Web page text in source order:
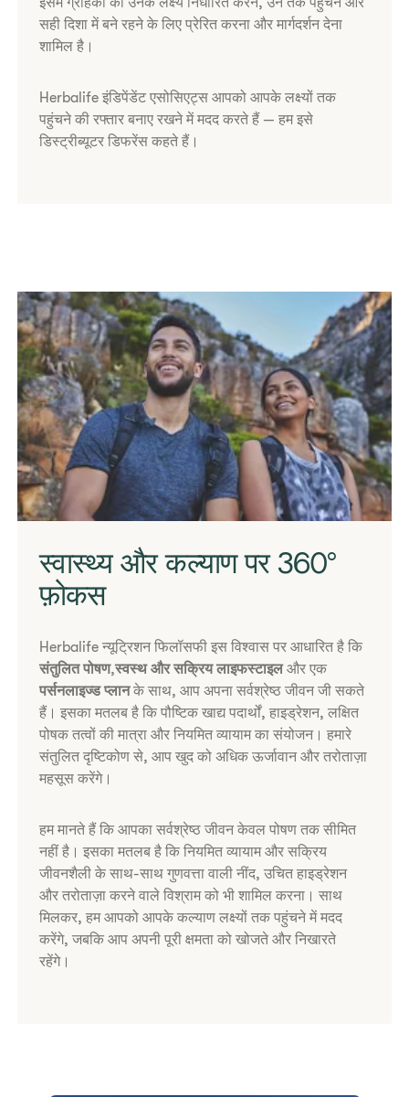
सही दिशा में बने रहने के लिए प्रेरित करना और मार्गदर्शन देना
शामिल है।
Herbalife इंडिपेंडेंट एसोसिएट्स आपको आपके लक्ष्यों तक
पहुंचने की रफ्तार बनाए रखने में मदद करते हैं — हम इसे
डिस्ट्रीब्यूटर डिफरेंस कहते हैं।
हाइक करते हुए युवा दंपती
​स्वास्थ्य और कल्याण पर 360°
फ़ोकस
Herbalife न्यूट्रिशन फिलॉसफी इस विश्वास पर आधारित है कि
संतुलित पोषण,स्वस्थ और सक्रिय लाइफस्टाइलऔर एक
पर्सनलाइज्ड प्लानके साथ, आप अपना सर्वश्रेष्ठ जीवन जी सकते
हैं। इसका मतलब है कि पौष्टिक खाद्य पदार्थों, हाइड्रेशन, लक्षित
पोषक तत्वों की मात्रा और नियमित व्यायाम का संयोजन। हमारे
संतुलित दृष्टिकोण से, आप खुद को अधिक ऊर्जावान और तरोताज़ा
महसूस करेंगे।
हम मानते हैं कि आपका सर्वश्रेष्ठ जीवन केवल पोषण तक सीमित
नहीं है। इसका मतलब है कि नियमित व्यायाम और सक्रिय
जीवनशैली के साथ-साथ गुणवत्ता वाली नींद, उचित हाइड्रेशन
और तरोताज़ा करने वाले विश्राम को भी शामिल करना। साथ
मिलकर, हम आपको आपके कल्याण लक्ष्यों तक पहुंचने में मदद
करेंगे, जबकि आप अपनी पूरी क्षमता को खोजते और निखारते
रहेंगे।